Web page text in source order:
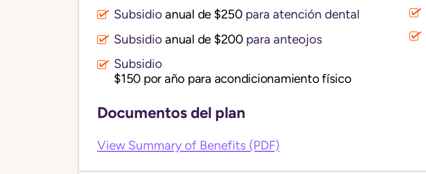
Subsidio anual de $250para atención dental
Subsidio anual de $200para anteojos
Subsidio
$150 por año para acondicionamiento físico
Documentos del plan
View Summary of Benefits (PDF)